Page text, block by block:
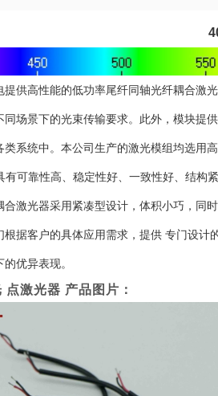
提供高性能的低功率尾纤同轴光纤耦合激
同场景下的光束传输要求。此外，模块提
类系统中。本公司生产的激光模组均选用
有可靠性高、稳定性好、一致性好、结构
合激光器采用紧凑型设计，体积小巧，同
根据客户的具体应用需求，提供 专门设
优异表现。
激光器 产品图片：